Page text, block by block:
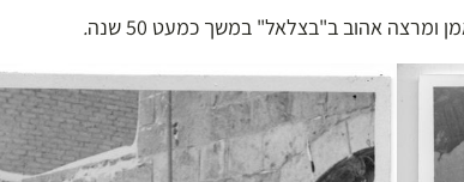
אהוב ב"בצלאל" במשך כמעט 50 שנה
.